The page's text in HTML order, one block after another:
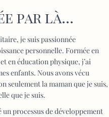
par là…
je suis passionnée
personnelle. Formée en
en éducation physique, j’ai
enfants. Nous avons vécu
seulement la maman que je suis,
que je suis.
un processus de développement